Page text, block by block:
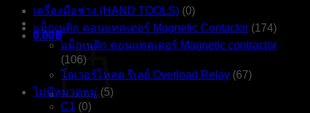
0.00฿
เครื่องมือช่าง (HAND TOOLS) (0)
แม็กเนติก คอนแทคเตอร์ Magnetic Contactor (174)
แม็กเนติก คอนแทคเตอร์ Magnetic contractor
(106)
โอเวอร์โหลด รีเลย์ Overload Relay (67)
ไม่มีหมวดหมู่ (5)
C1 (0)